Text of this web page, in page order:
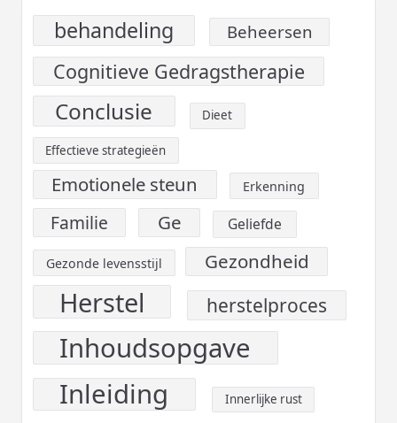
behandeling Beheersen
Cognitieve Gedragstherapie
Conclusie Dieet
Effectieve strategieën
Emotionele steun Erkenning
Familie Ge Geliefde
Gezonde levensstijl Gezondheid
Herstel herstelproces
Inhoudsopgave
Inleiding
Innerlijke rust